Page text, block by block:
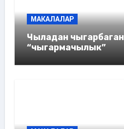
МАКАЛАЛАР
Чыладан чыгарбаган
“чыгармачылык”